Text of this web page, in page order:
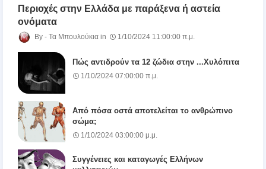
Περιοχές στην Ελλάδα με παράξενα ή αστεία
ονόματα
Τα Μπουλούκια 1/10/2024 11:00:00 π.μ.
Πώς αντιδρούν τα 12 ζώδια στην ...Χυλόπιτα
1/10/2024 07:00:00 π.μ.
Από πόσα οστά αποτελείται το ανθρώπινο
σώμα;
1/10/2024 03:00:00 μ.μ.
Συγγένειες και καταγωγές Ελλήνων